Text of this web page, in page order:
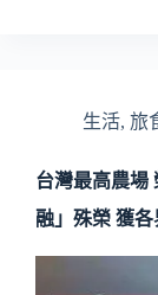
生活, 旅
台灣最高農場
融」殊榮 獲